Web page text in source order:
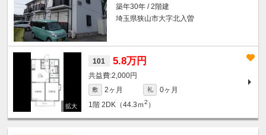
築年30年 / 2階建
埼玉県狭山市大字北入曽
101 5.8万円
2,000円
敷 2ヶ月 礼
0ヶ月
1階 2DK（44.3ｍ2 ）